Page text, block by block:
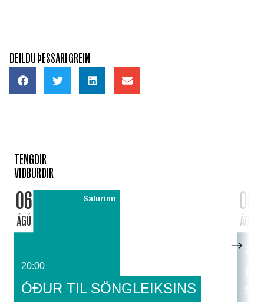
DEILDU ÞESSARI GREIN
TENGDIR
VIÐBURÐIR
06
ÁGÚ
Salurinn
20:00
ÓÐUR TIL SÖNGLEIKSINS
06
ÁGÚ